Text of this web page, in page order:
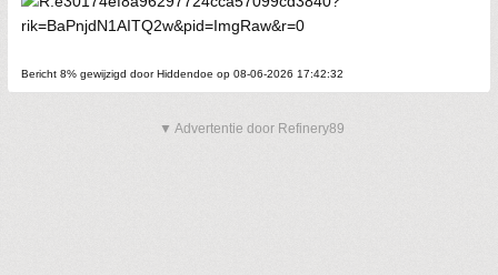
Bericht 8% gewijzigd door Hiddendoe op 08-06-2026 17:42:32
▼ Advertentie door Refinery89